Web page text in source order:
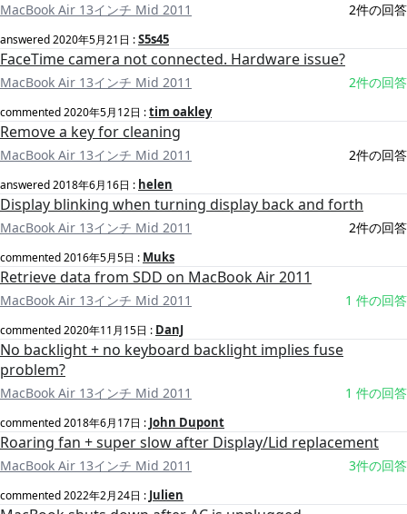
MacBook Air 13インチ Mid 2011 2件の回答
answered2020年5月21日 :S5s45
FaceTime camera not connected. Hardware issue?
MacBook Air 13インチ Mid 2011 2件の回答
commented2020年5月12日 :tim oakley
Remove a key for cleaning
MacBook Air 13インチ Mid 2011 2件の回答
answered2018年6月16日 : helen
Display blinking when turning display back and forth
MacBook Air 13インチ Mid 2011 2件の回答
commented2016年5月5日 : Muks
Retrieve data from SDD on MacBook Air 2011
MacBook Air 13インチ Mid 2011 1 件の回答
commented2020年11月15日 : DanJ
No backlight + no keyboard backlight implies fuse
problem?
MacBook Air 13インチ Mid 2011 1 件の回答
commented2018年6月17日 : John Dupont
Roaring fan + super slow after Display/Lid replacement
MacBook Air 13インチ Mid 2011 3件の回答
commented2022年2月24日 : Julien